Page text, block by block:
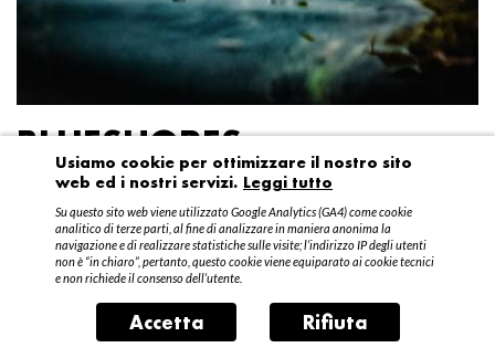
BLUESHORES
Federico Garibaldi
20 aprile – 15 maggio 2016
Usiamo cookie per ottimizzare il nostro sito
web ed i nostri servizi. Leggi tutto
Su questo sito web viene utilizzato Google Analytics (GA4) come cookie
analitico di terze parti, al fine di analizzare in maniera anonima la
navigazione e di realizzare statistiche sulle visite; l’indirizzo IP degli utenti
non è “in chiaro”, pertanto, questo cookie viene equiparato ai cookie tecnici
e non richiede il consenso dell’utente.
Accetta Rifiuta